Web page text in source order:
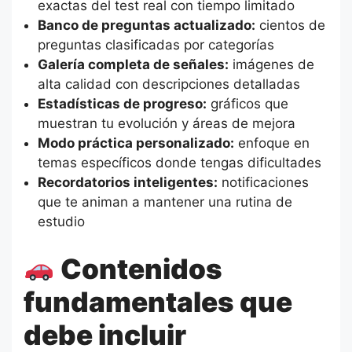
exactas del test real con tiempo limitado
Banco de preguntas actualizado: cientos de
preguntas clasificadas por categorías
Galería completa de señales: imágenes de
alta calidad con descripciones detalladas
Estadísticas de progreso: gráficos que
muestran tu evolución y áreas de mejora
Modo práctica personalizado: enfoque en
temas específicos donde tengas dificultades
Recordatorios inteligentes: notificaciones
que te animan a mantener una rutina de
estudio
Contenidos
fundamentales que
debe incluir